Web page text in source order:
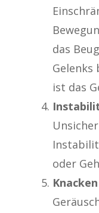
das
ist das
oder